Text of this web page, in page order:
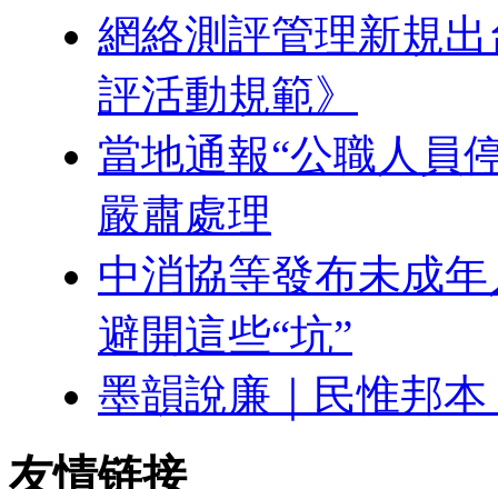
網絡測評管理新規
評活動規範》
當地通報“公職人員
嚴肅處理
中消協等發布未成
避開這些“坑”
墨韻說廉｜民惟邦
友情链接